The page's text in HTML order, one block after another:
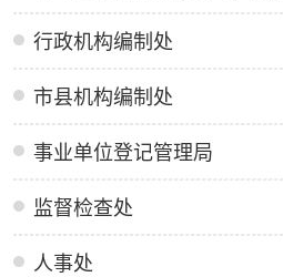
行政机构编制处
市县机构编制处
事业单位登记管理局
监督检查处
人事处